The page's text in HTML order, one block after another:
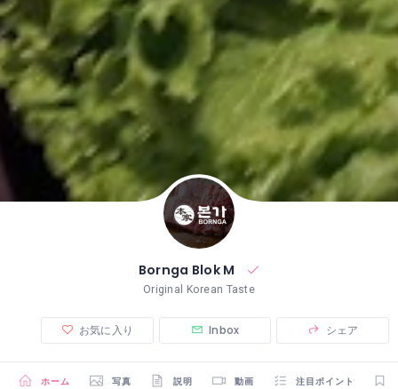
Bornga Blok M
Original Korean Taste
お気に入り Inbox シェア
ホーム 写真 説明 動画 注目ポイント